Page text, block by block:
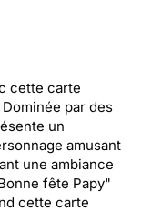
cette carte
par des
un
amusant
une ambiance
fête Papy"
cette carte